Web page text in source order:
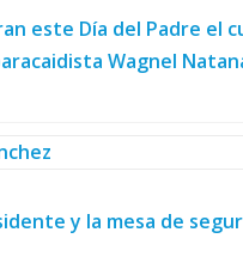
este Día del Padre el
Wagnel
y la mesa de